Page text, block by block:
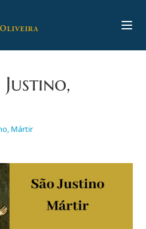
OLIVEIRA
Mártir